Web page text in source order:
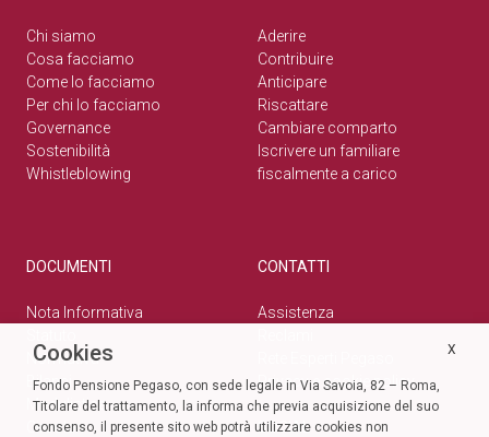
Chi siamo
Cosa facciamo
Come lo facciamo
Per chi lo facciamo
Governance
Sostenibilità
Whistleblowing
Aderire
Contribuire
Anticipare
Riscattare
Cambiare comparto
Iscrivere un familiare
fiscalmente a carico
DOCUMENTI
Nota Informativa
Normativa
Bilanci
Modulistica
Circolari
CONTATTI
Assistenza
Privacy e cookie policy
SOCIAL
X
Cookies
Fondo Pensione Pegaso, con sede legale in Via Savoia, 82 – Roma,
Titolare del trattamento, la informa che previa acquisizione del suo
consenso, il presente sito web potrà utilizzare cookies non